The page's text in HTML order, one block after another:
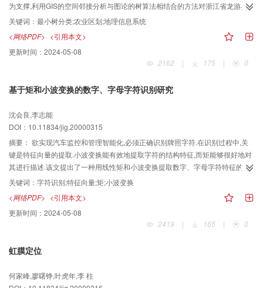
为支撑,利用GIS的空间邻接分析与图论的树算法相结合的方法对浙江省龙游县
农业分区进行了研究.利用该方法建立的自动分区模型,运行效率高,且分区结果与
关键词： 最小树分类;农业区划;地理信息系统
<网络PDF> <引用本文>
更新时间： 2024-05-08
2162
| 175 | 0
基于矩和小波变换的数字、字母字符识别研究
沈会良,李志能
DOI：10.11834/jig.20000315
摘要： 欲实现汽车监控和管理智能化,必须正确识别牌照字符.在识别过程中,关
键是特征向量的提取.小波变换能有效地提取字符的结构特征,而矩能够很好地对
其进行描述.该文提出了一种用线性矩和小波变换提取数字、字母字符特征的方
法,实验证明该方法有很高的识别率,达到97%以上,能够有效地进行字符的分类,
关键词： 字符识别;特征向量;矩;小波变换
<网络PDF> <引用本文>
更新时间： 2024-05-08
2419
| 165 | 0
虹膜定位
何家峰,廖曙铮,叶虎年,李 柱